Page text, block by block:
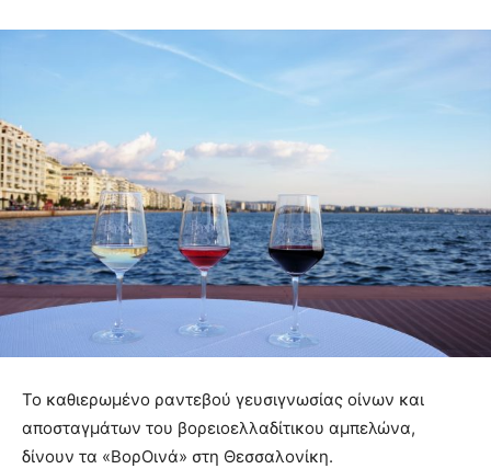
Το καθιερωμένο ραντεβού γευσιγνωσίας οίνων και
αποσταγμάτων του βορειοελλαδίτικου αμπελώνα,
δίνουν τα «ΒορΟινά» στη Θεσσαλονίκη.